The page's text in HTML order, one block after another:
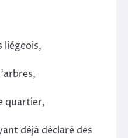
liégeois,
quartier,
déjà déclaré des